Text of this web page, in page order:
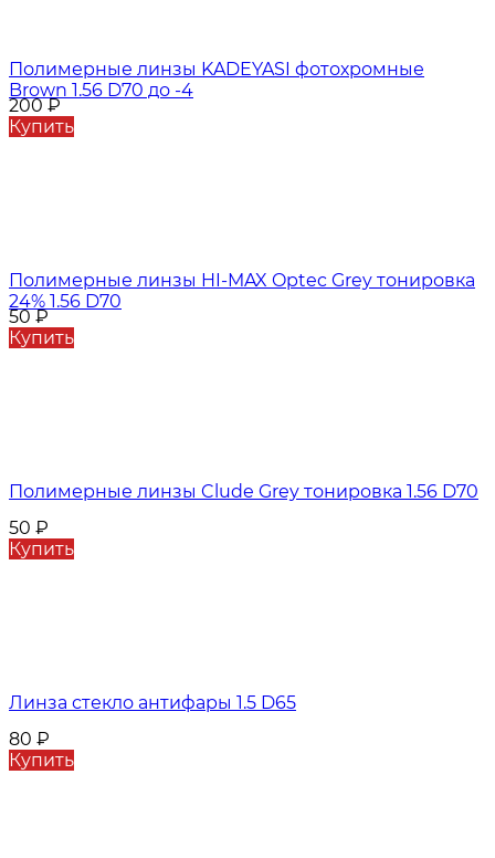
Полимерные линзы KADEYASI фотохромные
Brown 1.56 D70 до -4
200₽
Купить
Полимерные линзы HI-MAX Optec Grey тонировка
24% 1.56 D70
50₽
Купить
Полимерные линзы Clude Grey тонировка 1.56 D70
50 ₽
Купить
Линза стекло антифары 1.5 D65
80 ₽
Купить